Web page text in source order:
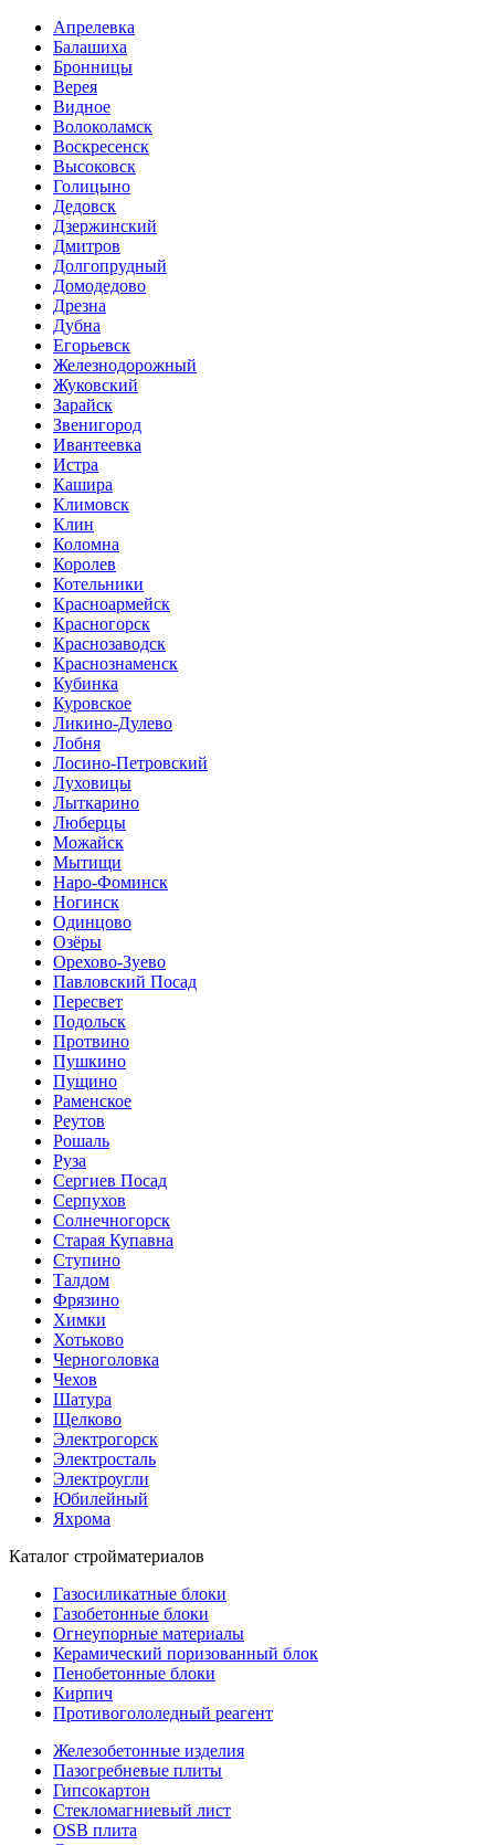
Апрелевка
Балашиха
Бронницы
Верея
Видное
Волоколамск
Воскресенск
Высоковск
Голицыно
Дедовск
Дзержинский
Дмитров
Долгопрудный
Домодедово
Дрезна
Дубна
Егорьевск
Железнодорожный
Жуковский
Зарайск
Звенигород
Ивантеевка
Истра
Кашира
Климовск
Клин
Коломна
Королев
Котельники
Красноармейск
Красногорск
Краснозаводск
Краснознаменск
Кубинка
Куровское
Ликино-Дулево
Лобня
Лосино-Петровский
Луховицы
Лыткарино
Люберцы
Можайск
Мытищи
Наро-Фоминск
Ногинск
Одинцово
Озёры
Орехово-Зуево
Павловский Посад
Пересвет
Подольск
Протвино
Пушкино
Пущино
Раменское
Реутов
Рошаль
Руза
Сергиев Посад
Серпухов
Солнечногорск
Старая Купавна
Ступино
Талдом
Фрязино
Химки
Хотьково
Черноголовка
Чехов
Шатура
Щелково
Электрогорск
Электросталь
Электроугли
Юбилейный
Яхрома
Каталог стройматериалов
Газосиликатные блоки
Газобетонные блоки
Огнеупорные материалы
Керамический поризованный блок
Пенобетонные блоки
Кирпич
Противогололедный реагент
Железобетонные изделия
Пазогребневые плиты
Гипсокартон
Стекломагниевый лист
OSB плита